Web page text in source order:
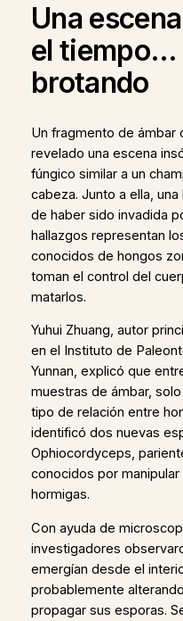
Una
el tiempo…
brotando
Un fragmento de ámbar
revelado una escena
fúngico similar a un
cabeza. Junto a ella,
de haber sido invadida
hallazgos representan
conocidos de hongos
toman el control del
matarlos.
Yuhui Zhuang, autor
en el Instituto de
Yunnan, explicó que
muestras de ámbar,
tipo de relación entre
identificó dos nuevas
Ophiocordyceps,
conocidos por
hormigas.
Con ayuda de
investigadores
emergían desde el
probablemente
propagar sus esporas.